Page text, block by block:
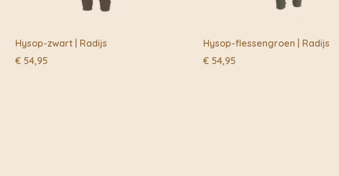
Hysop-zwart | Radijs
€ 54,95
Hysop-flessengroen | Radijs
€ 54,95